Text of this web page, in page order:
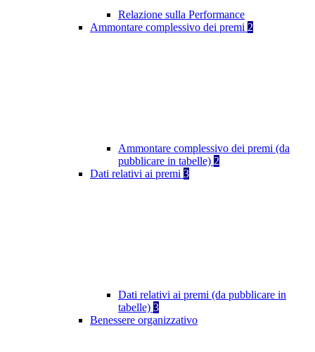
Relazione sulla Performance
Ammontare complessivo dei premi 2
Ammontare complessivo dei premi (da
pubblicare in tabelle) 2
Dati relativi ai premi 3
Dati relativi ai premi (da pubblicare in
tabelle) 3
Benessere organizzativo